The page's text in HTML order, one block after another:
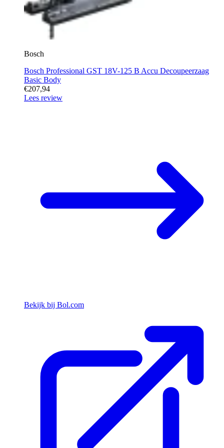
Bosch
Bosch Professional GST 18V-125 B Accu Decoupeerzaag
Basic Body
€207,94
Lees review
Bekijk bij Bol.com